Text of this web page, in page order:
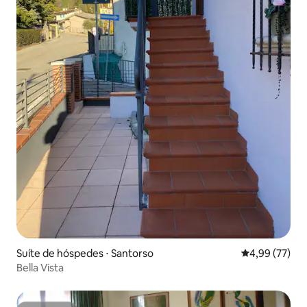
Suíte de hóspedes ⋅ Santorso 4,99 de uma
4,99 (77)
Bella Vista